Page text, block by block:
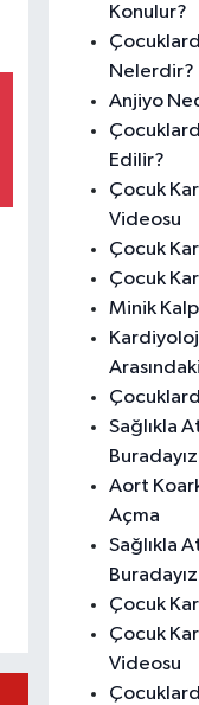
Konulur?
Nelerdir?
Anjiyo
Edilir?
Çocuk
Videosu
Çocuk
Çocuk
Minik
Sağlıkla
Buradayız
Aort
Açma
Sağlıkla
Buradayız
Çocuk
Çocuk
Videosu